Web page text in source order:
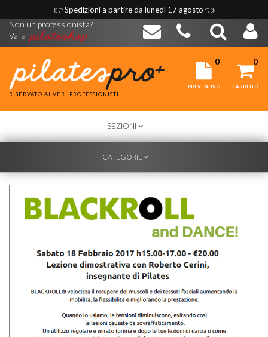
👉Spedizioni a partire da lunedì 17 agosto 👈
Non un professionista?
Vai a
RISERVATO AI VERI PROFESSIONISTI
0
PREVENTIVO
0
CARRELLO
TOGGLE
NAVIGATION
SEZIONI
TOGGLE
CATEGORIE